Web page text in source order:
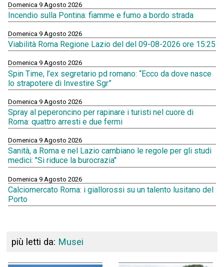
Domenica 9 Agosto 2026
Incendio sulla Pontina: fiamme e fumo a bordo strada
Domenica 9 Agosto 2026
Viabilità Roma Regione Lazio del del 09-08-2026 ore 15:25
Domenica 9 Agosto 2026
Spin Time, l’ex segretario pd romano: “Ecco da dove nasce
lo strapotere di Investire Sgr”
Domenica 9 Agosto 2026
Spray al peperoncino per rapinare i turisti nel cuore di
Roma: quattro arresti e due fermi
Domenica 9 Agosto 2026
Sanità, a Roma e nel Lazio cambiano le regole per gli studi
medici: "Si riduce la burocrazia"
Domenica 9 Agosto 2026
Calciomercato Roma: i giallorossi su un talento lusitano del
Porto
più letti da: Musei